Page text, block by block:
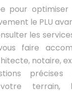
pour
le PLU
les
faire
notaire,
terrain,